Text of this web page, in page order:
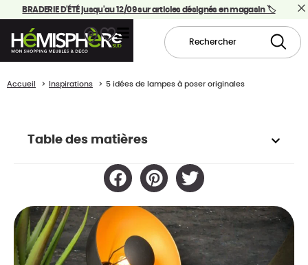
BRADERIE D'ÉTÉ jusqu'au 12/09 sur articles désignés en magasin 🏷️
Accueil Inspirations 5 idées de lampes à poser originales
Table des matières